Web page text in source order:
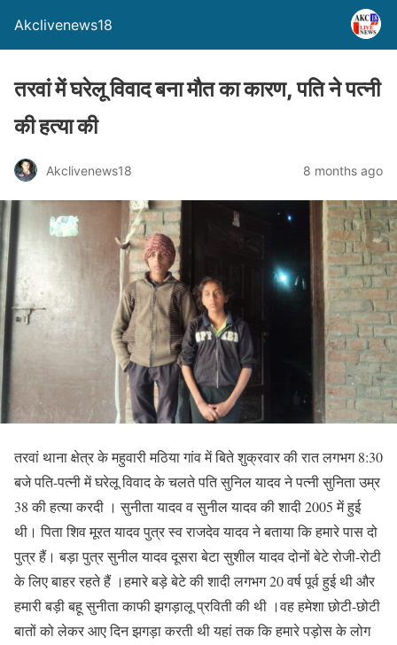
Akclivenews18
तरवां में घरेलू विवाद बना मौत का कारण, पति ने पत्नी
की हत्या की
Akclivenews18 8 months ago
तरवां थाना क्षेत्र के महुवारी मठिया गांव में बिते शुक्रवार की रात लगभग 8:30
बजे पति-पत्नी में घरेलू विवाद के चलते पति सुनिल यादव ने पत्नी सुनिता उम्र
38 की हत्या करदी । सुनीता यादव व सुनील यादव की शादी 2005 में हुई
थी। पिता शिव मूरत यादव पुत्र स्व राजदेव यादव ने बताया कि हमारे पास दो
पुत्र हैं। बड़ा पुत्र सुनील यादव दूसरा बेटा सुशील यादव दोनों बेटे रोजी-रोटी
के लिए बाहर रहते हैं ।हमारे बड़े बेटे की शादी लगभग 20 वर्ष पूर्व हुई थी और
हमारी बड़ी बहू सुनीता काफी झगड़ालू प्रविती की थी ।वह हमेशा छोटी-छोटी
बातों को लेकर आए दिन झगड़ा करती थी यहां तक कि हमारे पड़ोस के लोग